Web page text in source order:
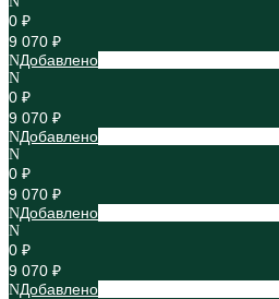
0 ₽
9 070 ₽
Добавлено
0 ₽
9 070 ₽
Добавлено
0 ₽
9 070 ₽
Добавлено
0 ₽
9 070 ₽
Добавлено